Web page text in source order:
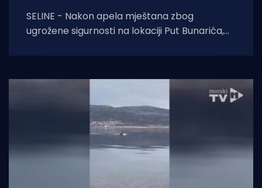
SELINE - Nakon apela mještana zbog
ugrožene sigurnosti na lokaciji Put Bunarića,
koordinaciju s lokalnim vlastima